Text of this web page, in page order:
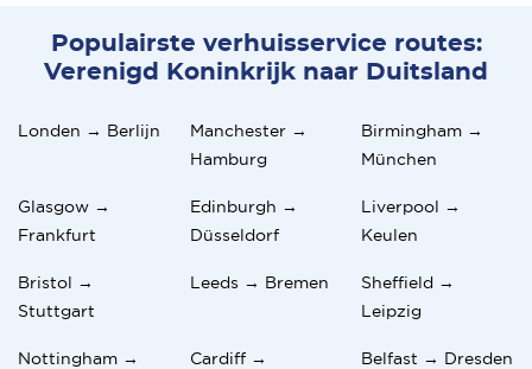
Populairste verhuisservice routes:
Verenigd Koninkrijk naar Duitsland
Londen → Berlijn
Manchester →
Hamburg
Birmingham →
München
Glasgow →
Frankfurt
Edinburgh →
Düsseldorf
Liverpool →
Keulen
Bristol →
Stuttgart
Leeds → Bremen
Sheffield →
Leipzig
Nottingham →
Cardiff →
Belfast → Dresden